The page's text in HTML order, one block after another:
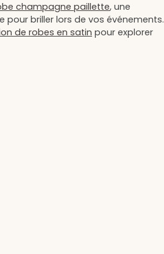
champagne paillette, une
briller lors de vos événements.
de robes en satin pour explorer